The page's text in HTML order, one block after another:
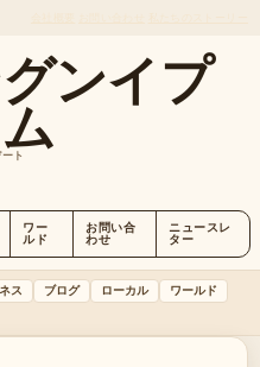
ンイプ
ト
ワー
ルド
お問い合
わせ
ニュースレ
ター
ス ブログ ローカル
ワールド